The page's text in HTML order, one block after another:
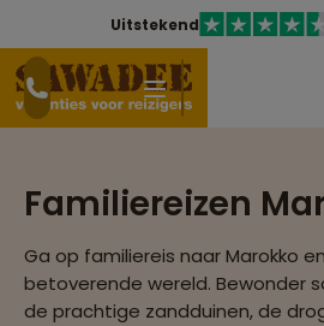
Uitstekend
Familiereizen
Ga op familiereis naar Marokko
betoverende wereld. Bewonder
de prachtige zandduinen, de